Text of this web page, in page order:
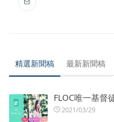
精選新聞稿 最新新聞稿
FLOC唯一基督
2021/03/29